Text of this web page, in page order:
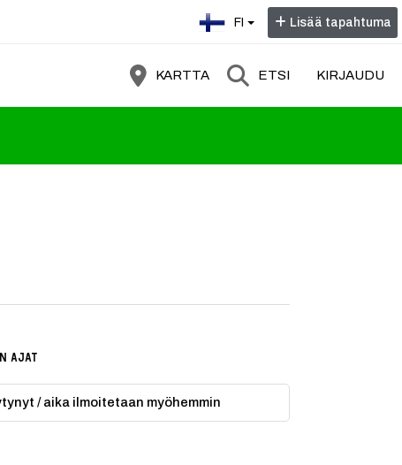
FI Lisää tapahtuma
KARTTA ETSI KIRJAUDU
komediashow, jossa noust
AJAT
/ aika ilmoitetaan myöhemmin